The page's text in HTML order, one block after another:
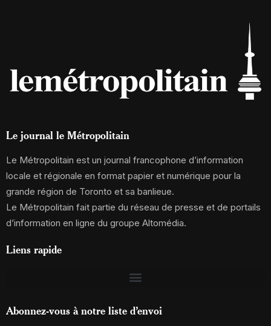
Le journal le Métropolitain
Le Métropolitain est un journal francophone d’information
locale et régionale en format papier et numérique pour la
grande région de Toronto et sa banlieue.
Le Métropolitain fait partie du réseau de presse et de portails
d’information en ligne du groupe Altomédia.
Liens rapide
Abonnez-vous à notre liste d’envoi